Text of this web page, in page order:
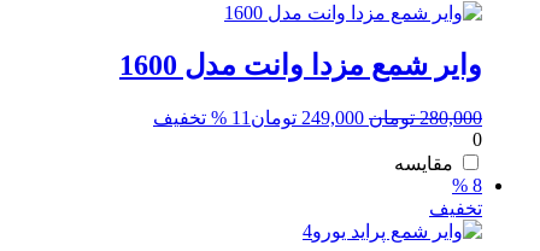
وایر شمع مزدا وانت مدل 1600
280,000 تومان قیمت
249,000 تومان 11 % تخفیف
0
مقایسه
8 %
تخفیف